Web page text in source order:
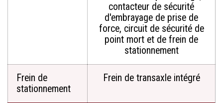
contacteur de sécurité
d'embrayage de prise de
force, circuit de sécurité de
point mort et de frein de
stationnement
Frein de
stationnement
Frein de transaxle intégré